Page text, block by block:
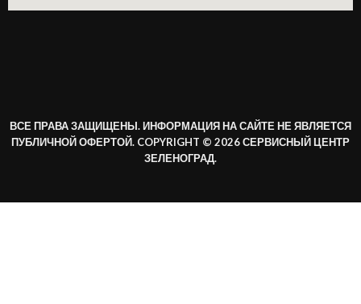
ВСЕ ПРАВА ЗАЩИЩЕНЫ. ИНФОРМАЦИЯ НА САЙТЕ НЕ ЯВЛЯЕТСЯ
ПУБЛИЧНОЙ ОФЕРТОЙ. COPYRIGHT © 2026 СЕРВИСНЫЙ ЦЕНТР
ЗЕЛЕНОГРАД.